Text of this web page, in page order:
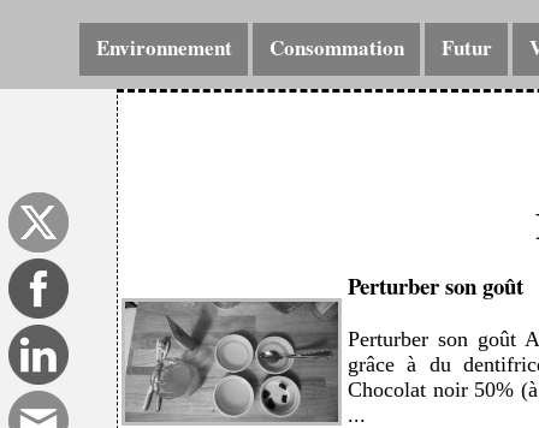
Environnement Consommation Futur
Perturber son goût
Perturber son goût
grâce à du
Chocolat noir 50%
...